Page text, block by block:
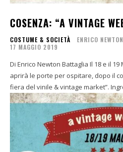
COSENZA: “A VINTAGE
COSTUME & SOCIETÀ ENRICO
17 MAGGIO 2019
Di Enrico Newton Battaglia Il 18 e il 19 Maggio la Città dei Ragazzi
aprirà le porte per ospitare, dopo il
fiera del vinile & vintage market”.